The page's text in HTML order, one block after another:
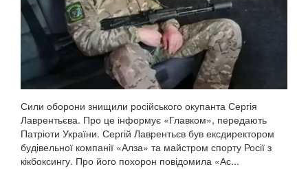
Сили оборони знищили російського окупанта Сергія
Лаврентьєва. Про це інформує «Главком», передають
Патріоти України. Сергій Лаврентьєв був ексдиректором
будівельної компанії «Алза» та майстром спорту Росії з
кікбоксингу. Про його похорон повідомила «Ас...